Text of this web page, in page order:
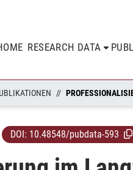
RESEARCH DATA
DOI: 10.48548/pubdata-593